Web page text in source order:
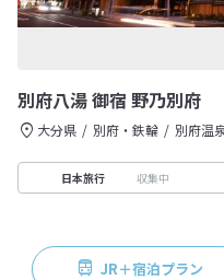
別府八湯 御宿 野乃別府
大分県 別府・鉄輪 別府温
日本旅行 収集中
JR＋宿泊プラン